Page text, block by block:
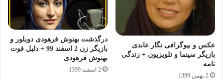
عکس و بیوگرافی نگار عابدی
بازیگر سینما و تلویزیون + زندگی
نامه
2 بهمن 1399
درگذشت بهنوش فرهودی دوبلور و
بازیگر زن 2 اسفند 99 + دلیل فوت
بهنوش فرهودی
2 اسفند 1399